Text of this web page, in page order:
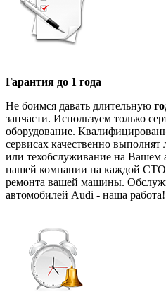
Гарантия до 1 года
Не боимся давать длительную
запчасти. Используем только
оборудование.
сервисах качественно
или техобслуживание на Вашем
нашей компании на каждой СТО
ремонта вашей машины.
автомобилей Audi - наша работа!